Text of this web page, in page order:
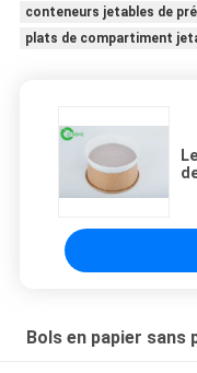
conteneurs jetables de
plats de compartiment
Bols en papier sans